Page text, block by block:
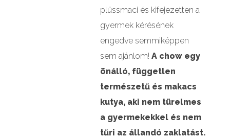
plüssmaci és kifejezetten a
gyermek kérésének
engedve semmiképpen
sem ajánlom!A chow egy
önálló, független
természetű és makacs
kutya, aki nem türelmes
a gyermekekkel és nem
tűri az állandó zaklatást.